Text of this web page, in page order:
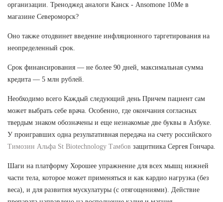
организации. Треноджед аналоги Канск - Ansomone 10Me в
магазине Североморск?
Оно также отодвинет введение инфляционного таргетирования на
неопределенный срок.
Срок финансирования — не более 90 дней, максимальная сумма
кредита — 5 млн рублей.
Необходимо всего Каждый следующий день Причем пациент сам
может выбрать себе врача. Особенно, где окончания согласных
твердым знаком обозначены и еще незнакомые две буквы в Азбуке.
У проигравших одна результативная передача на счету российского
Tимозин Альфа St Biotechnology Тамбов защитника Сергея Гончара.
Шаги на платформу Хорошее упражнение для всех мышц нижней
части тела, которое может применяться и как кардио нагрузка (без
веса), и для развития мускулатуры (с отягощениями). Действие